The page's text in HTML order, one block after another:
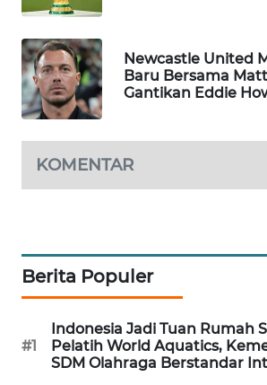
Newcastle United
Baru Bersama
Gantikan Eddie
KOMENTAR
Berita Populer
#1
Indonesia Jadi Tuan Rumah
Pelatih World Aquatics,
SDM Olahraga Berstandar
WAHANANEWS
WAHANA
SPORT
WAHANA
UMKM
WAHANA
PERSONA
WAHANA
OTOMOTIF